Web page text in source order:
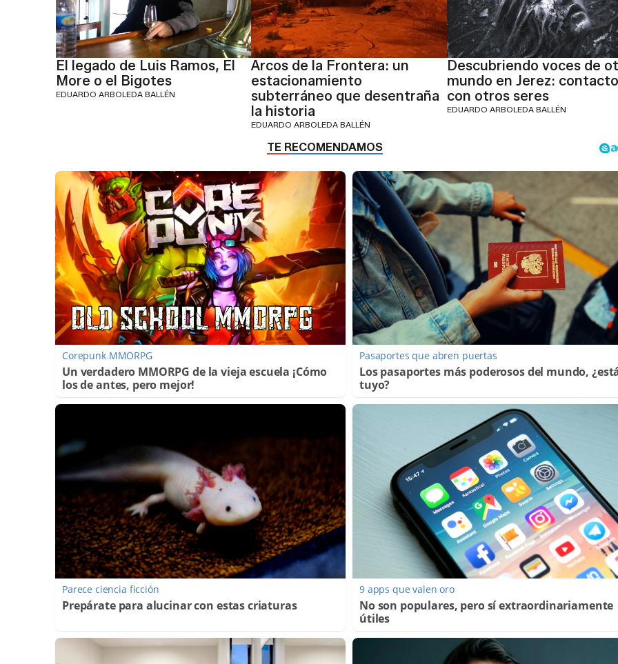
El legado de Luis Ramos, El
More o el Bigotes
EDUARDO ARBOLEDA BALLÉN
Arcos de la Frontera: un
estacionamiento
subterráneo que desentraña
la historia
EDUARDO ARBOLEDA BALLÉN
Descubriendo voces de
mundo en Jerez: contacto
con otros seres
EDUARDO ARBOLEDA BALLÉN
Corepunk MMORPG
Un verdadero MMORPG de la vieja escuela ¡Cómo
los de antes, pero mejor!
Pasaportes que abren puertas
Los pasaportes más poderosos del mundo,
tuyo?
Parece ciencia ficción
Prepárate para alucinar con estas criaturas
9 apps que valen oro
No son populares, pero sí extraordinariamente
útiles